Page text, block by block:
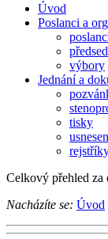
Úvod
Poslanci a
výbory
Jednání a
tisky
Celkový přehled za
Nacházíte se: Úvod